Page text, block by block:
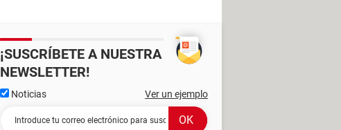
¡SUSCRÍBETE A NUESTRA
NEWSLETTER!
Noticias Ver un ejemplo